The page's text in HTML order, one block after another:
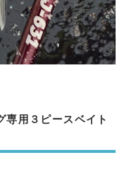
用３ピースベイト